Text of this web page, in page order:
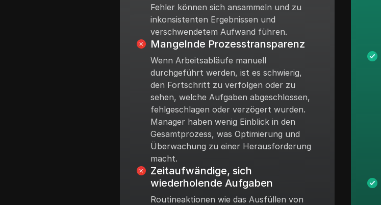
Fehler können sich ansammeln und zu
inkonsistenten Ergebnissen und
verschwendetem Aufwand führen.
Mangelnde Prozesstransparenz
Wenn Arbeitsabläufe manuell
durchgeführt werden, ist es schwierig,
den Fortschritt zu verfolgen oder zu
sehen, welche Aufgaben abgeschlossen,
fehlgeschlagen oder verzögert wurden.
Manager haben wenig Einblick in den
Gesamtprozess, was Optimierung und
Überwachung zu einer Herausforderung
macht.
Zeitaufwändige, sich
wiederholende Aufgaben
Routineaktionen wie das Ausfüllen von